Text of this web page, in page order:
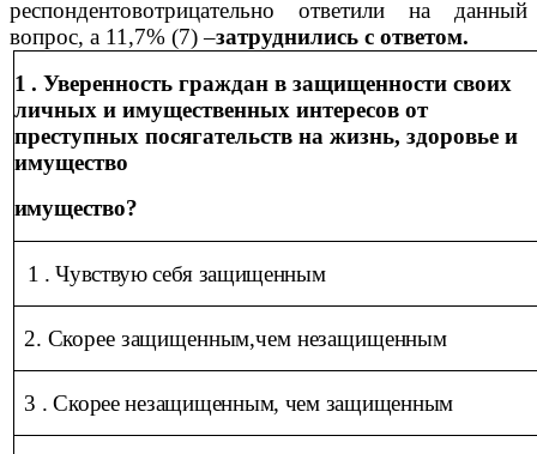
респондентовотрицательно ответили на данный
вопрос, а 11,7% (7) –затруднились с ответом.
1 . Уверенность граждан в защищенности своих
личных и имущественных интересов от
преступных посягательств на жизнь, здоровье и
имущество
имущество?
1 . Чувствую себя защищенным
2. Скорее защищенным,чем незащищенным
3 . Скорее незащищенным, чем защищенным